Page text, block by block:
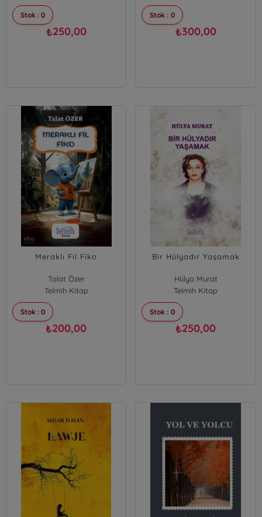
Stok : 0
₺250,00
Stok : 0
₺300,00
Meraklı Fil Fiko
Talat Özer
Telmih Kitap
Stok : 0
₺200,00
Bir Hülyadır Yaşamak
Hülya Murat
Telmih Kitap
Stok : 0
₺250,00